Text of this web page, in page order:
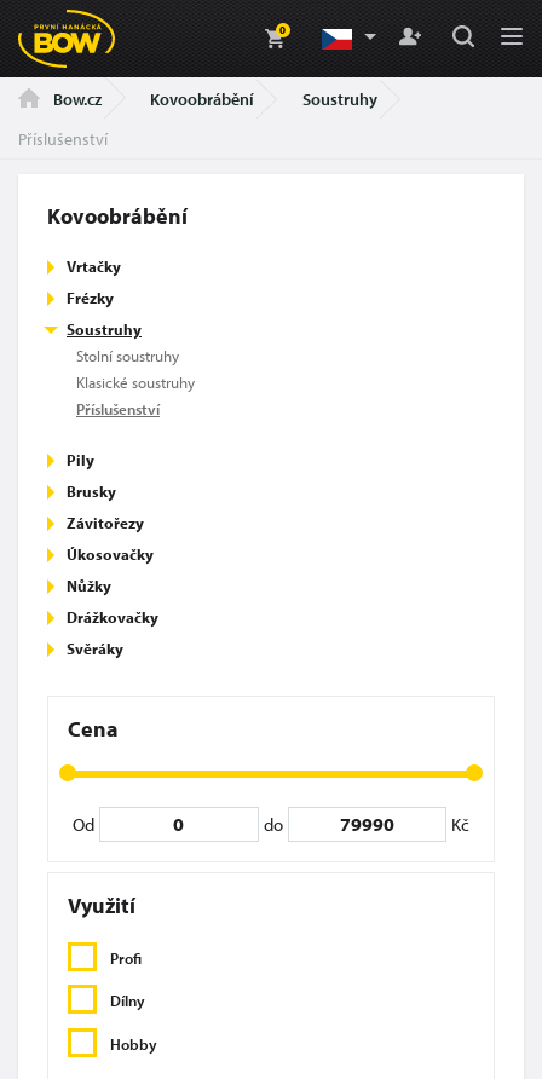
0
Bow.cz Kovoobrábění
Soustruhy
Příslušenství
Kovoobrábění
Vrtačky
Frézky
Soustruhy
Stolní soustruhy
Klasické soustruhy
Příslušenství
Pily
Brusky
Závitořezy
Úkosovačky
Nůžky
Drážkovačky
Svěráky
Cena
Od do Kč
Využití
Profi
Dílny
Hobby